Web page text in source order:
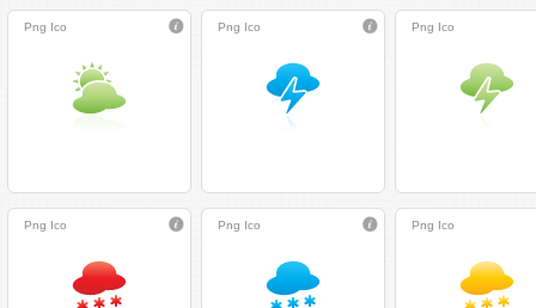
Png Ico Png Ico Png Ico
Png Ico Png Ico Png Ico